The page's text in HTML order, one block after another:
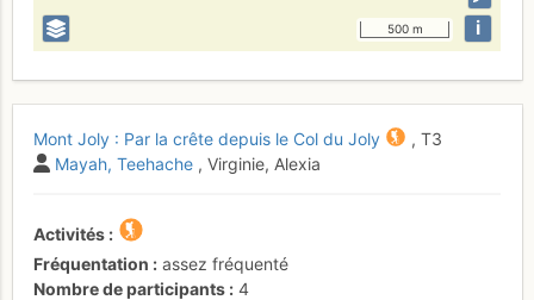
500 m i
Mont Joly : Par la crête depuis le Col du Joly , T3
Mayah Teehache , Virginie, Alexia
Activités
Fréquentation
assez fréquenté
Nombre de participants
4